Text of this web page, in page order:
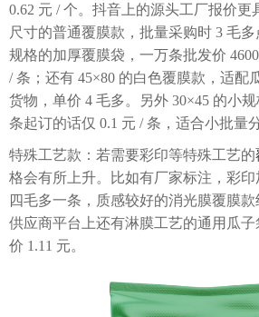
0.62 元 / 个。抖音上的源头工厂报价更
尺寸的普通覆膜款，批量采购时 3 毛
规格的加厚覆膜袋，一万条批发价
/ 条；还有 45×80 的白色覆膜款，适配
货物，单价 4 毛多。另外 30×45 的小
条起订的话仅 0.1 元 / 条，适合小批量
特殊工艺款：若需要彩印等特殊工艺的
格会有所上升。比如有厂家标注，彩
四毛多一条，质感较好的消光膜覆膜
供应商平台上还有淋膜工艺的通用瓜子
价 1.11 元。